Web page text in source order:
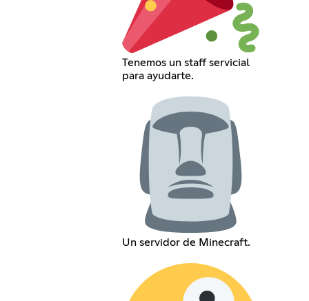
Tenemos un staff servicial
para ayudarte.
Un servidor de Minecraft.